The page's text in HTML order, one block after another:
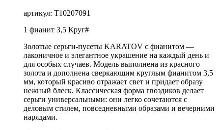
артикул: Т10207091
1 фианит 3,5 Круг#
Золотые серьги-пусеты KARATOV с фианитом —
лаконичное и элегантное украшение на каждый день и
для особых случаев. Модель выполнена из красного
золота и дополнена сверкающим круглым фианитом 3,5
мм, который красиво отражает свет и придает образу
нежный блеск. Классическая форма гвоздиков делает
серьги универсальными: они легко сочетаются с
деловым стилем, повседневными образами и вечерними
нарядами.